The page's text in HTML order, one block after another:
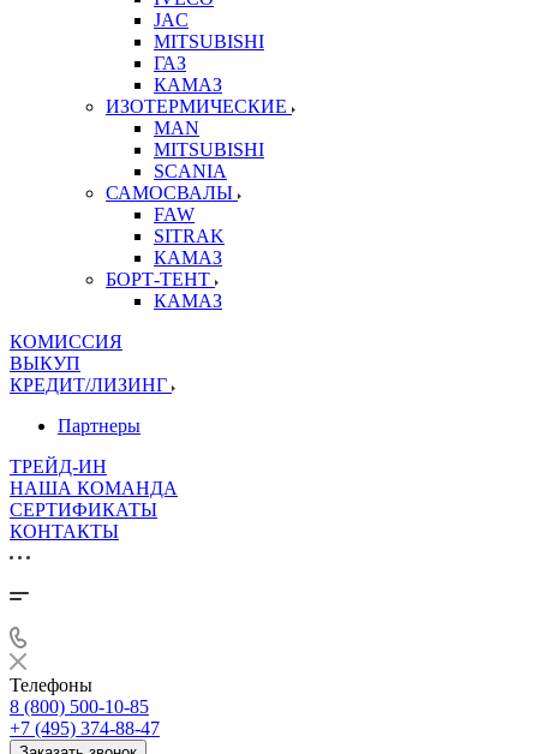
JAC
MITSUBISHI
ГАЗ
КАМАЗ
ИЗОТЕРМИЧЕСКИЕ
MAN
MITSUBISHI
SCANIA
САМОСВАЛЫ
FAW
SITRAK
КАМАЗ
БОРТ-ТЕНТ
КАМАЗ
КОМИССИЯ
ВЫКУП
КРЕДИТ/ЛИЗИНГ
Партнеры
ТРЕЙД-ИН
НАША КОМАНДА
СЕРТИФИКАТЫ
КОНТАКТЫ
Телефоны
8 (800) 500-10-85
+7 (495) 374-88-47